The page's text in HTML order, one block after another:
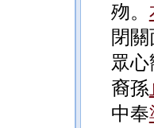
歾。
閉
眾
裔孫
中奉